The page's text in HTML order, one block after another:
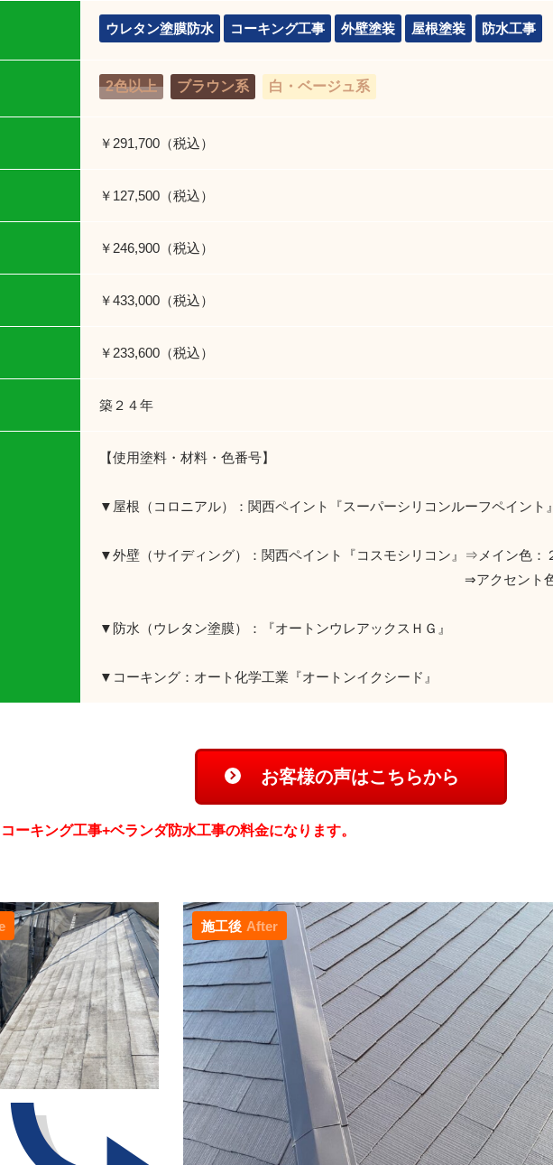
ウレタン塗膜防水 コーキング工事 外壁塗装 屋根塗装 防水工事
2色以上 ブラウン系 白・ベージュ系
￥291,700（税込）
￥127,500（税込）
￥246,900（税込）
￥433,000（税込）
￥233,600（税込）
築２４年
【使用塗料・材料・色番号】
▼屋根（コロニアル）：関西ペイント『スーパーシリコンルーフペイン
▼外壁（サイディング）：関西ペイント『コスモシリコン』⇒メイン色：
⇒アクセント色：０９－
▼防水（ウレタン塗膜）：『オートンウレアックスＨＧ』
▼コーキング：オート化学工業『オートンイクシード』
お客様の声はこちらから
ーキング工事+ベランダ防水工事の料金になります。
施工後 After